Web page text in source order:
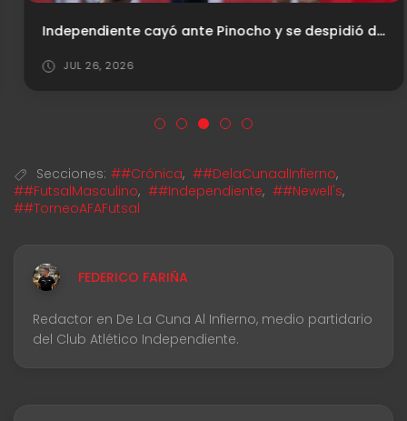
Independiente cayó ante Pinocho y se despidió de la Copa de Oro
JUL 26, 2026
Secciones: ##Crónica, ##DelaCunaalInfierno,
##FutsalMasculino, ##Independiente, ##Newell's,
##TorneoAFAFutsal
FEDERICO FARIÑA
Redactor en De La Cuna Al Infierno, medio partidario
del Club Atlético Independiente.